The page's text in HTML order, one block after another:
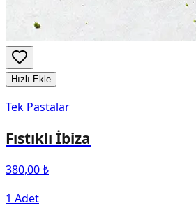
Hızlı Ekle
Tek Pastalar
Fıstıklı İbiza
380,00 ₺
1 Adet